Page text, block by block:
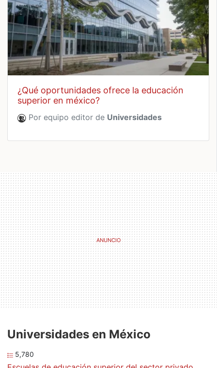
¿qué oportunidades ofrece la educación
superior en méxico?
Por equipo editor de Universidades
Universidades en México
5,780